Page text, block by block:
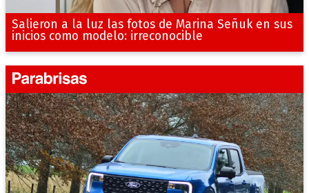
Salieron a la luz las fotos de Marina Señuk en sus
inicios como modelo: irreconocible